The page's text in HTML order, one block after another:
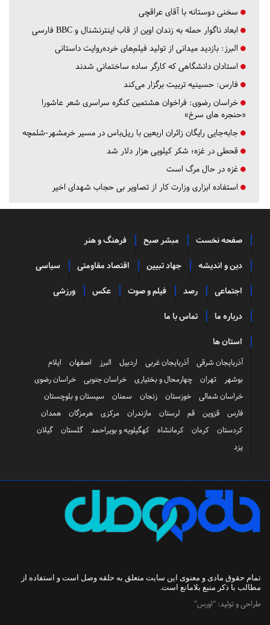
سخنی دوستانه با آقای عراقچی
ابعاد ناگوار حمله به زندان اوین از قاب اینترنشنال و BBC فارسی
البرز: بازدید میدانی از تولید فیلم‌های خرده‌روایت داستانی
استادان دانشگاهی که کارگر ساده ساختمانی شدند
فارس: حسینیه تربیت برگزار می‌کند
خراسان رضوی: فراخوان هشتمین کنگره سراسری شعر عاشورا
«حنجره های سرخ»
جابه‌جایی رایگان زائران اربعین با ریل‌باس در مسیر خرمشهر-شلمچه
قحطی در غزه؛ شکر کیلویی هزار دلار شد
غزه در حال مرگ است
استفاده ابزاری وزارت کار از تصاویر بی حجاب شهدای اخیر
صفحه نخست مبشر صبح فرهنگ و هنر
دین و اندیشه جهاد تبیین اقتصاد مقاومتی سیاسی
اجتماعی رصد فیلم و صوت عکس ورزشی
درباره ما تماس با ما
استان ها
آذربایجان شرقی آذربایجان غربی اردبیل البرز اصفهان
ایلام
بوشهر
تهران چهارمحال و بختیاری خراسان جنوبی
خراسان رضوی
خراسان شمالی
خوزستان زنجان سمنان
سیستان و بلوچستان
فارس
قزوین قم لرستان مازندران مرکزی هرمزگان
همدان
کردستان
کرمان کرمانشاه کهگیلویه و بویراحمد گلستان
گیلان
یزد
تمام حقوق مادی و معنوی این سایت متعلق به حلقه وصل است و استفاده از
مطالب با ذکر منبع بلامانع است.
طراحی و تولید: "اورس"